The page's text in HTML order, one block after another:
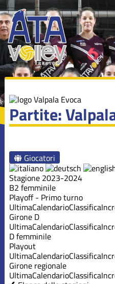
Partite:
Giocatori
Stagione 2023-2024
B2 femminile
Playoff - Primo turno
UltimaCalendarioClassifica
Girone D
UltimaCalendarioClassifica
D femminile
Playout
UltimaCalendarioClassifica
Girone regionale
UltimaCalendarioClassifica